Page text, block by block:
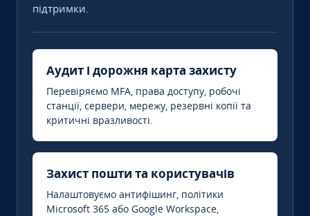
підтримки.
Аудит і дорожня карта захисту
Перевіряємо MFA, права доступу, робочі
станції, сервери, мережу, резервні копії та
критичні вразливості.
Захист пошти та користувачів
Налаштовуємо антифішинг, політики
Microsoft 365 або Google Workspace,